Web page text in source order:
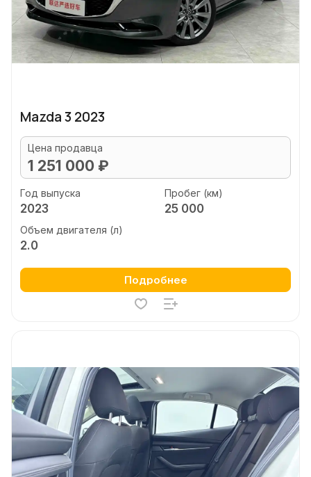
Mazda 3 2023
Цена продавца
1 251 000 ₽
Год выпуска
2023
Пробег (км)
25 000
Объем двигателя (л)
2.0
Подробнее